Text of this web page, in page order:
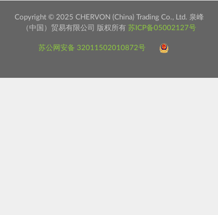
Copyright © 2025 CHERVON (China) Trading Co., Ltd. 泉峰
（中国）贸易有限公司 版权所有 苏ICP备05002127号
苏公网安备 32011502010872号